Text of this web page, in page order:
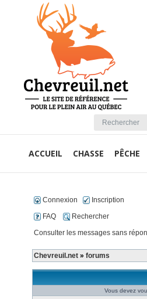
ACCUEIL CHASSE PÊCHE
Connexion
Inscription
FAQ
Rechercher
Consulter les messages sans
Chevreuil.net » forums
Vous devez